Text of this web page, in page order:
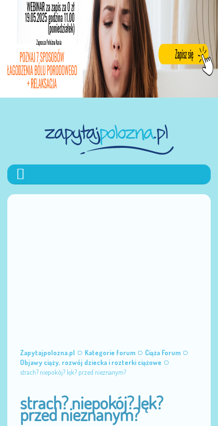
Zapytajpolozna.pl Kategorie forum
Ciąża Forum
Objawy ciąży, rozwój dziecka i rozterki ciążowe
strach? niepokój? lęk? przed nieznanym?
strach? niepokój? lęk?
przed nieznanym?